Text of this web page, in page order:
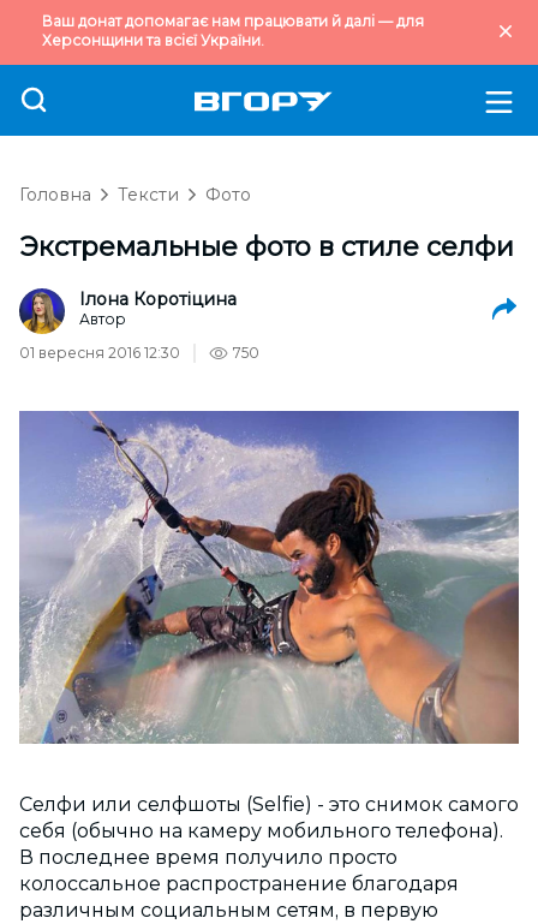
Ваш донат допомагає нам працювати й далі — для
Херсонщини та всієї України.
Головна Тексти Фото
Экстремальные фото в стиле селфи
Ілона Коротіцина
Автор
01 вересня 2016 12:30
750
Селфи или селфшоты (Selfie) - это снимок самого
себя (обычно на камеру мобильного телефона).
В последнее время получило просто
колоссальное распространение благодаря
различным социальным сетям, в первую